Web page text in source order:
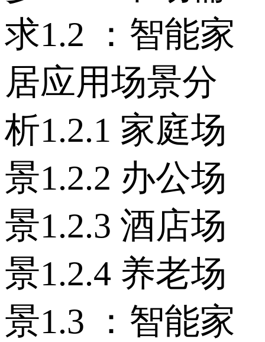
求 1.2 ：智能家
居应用场景分
析 1.2.1 家庭场
景 1.2.2 办公场
景 1.2.3 酒店场
景 1.2.4 养老场
景 1.3 ：智能家